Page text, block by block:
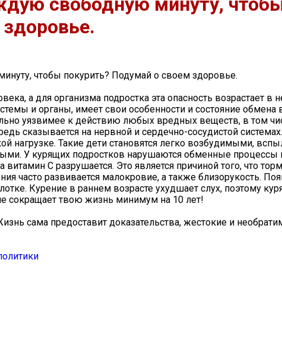
чтобы покурить? Подумай о своем здоровье.
а для организма подростка эта опасность возрастает в
и органы, имеет свои особенности и состояние
уязвимее к действию любых вредных веществ, в том
сказывается на нервной и сердечно-сосудистой
нагрузке. Такие дети становятся легко возбудимыми,
У курящих подростков нарушаются обменные процессы
С разрушается. Это является причиной того, что
часто развивается малокровие, а также близорукость.
Курение в раннем возрасте ухудшает слух, поэтому
сокращает твою жизнь минимум на 10 лет!
сама предоставит доказательства, жестокие и